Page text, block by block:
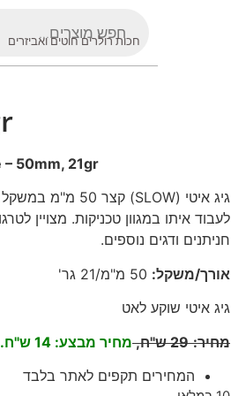
חכות רולרים חוטים ואביזרים
– 50mm, 21gr
לעבוד איתו במגוון טכניקות. מצויין
חניתנים ודגים נוספים.
אורך/משקל: 50 מ"מ/21 גר'
גיג איטי שוקע לאט
מחיר:
29 ש"ח,מחיר מבצע: 14 ש"ח.
המחירים תקפים לאתר בלבד